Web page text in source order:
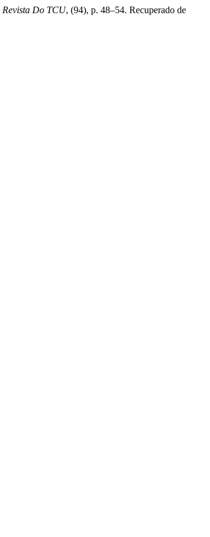
Revista Do TCU, (94), p. 48–54. Recuperado de